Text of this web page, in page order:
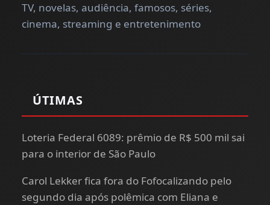
TV, novelas, audiência, famosos, séries,
cinema, streaming e entretenimento
ÚTIMAS
Loteria Federal 6089: prêmio de R$ 500 mil sai
para o interior de São Paulo
Carol Lekker fica fora do Fofocalizando pelo
segundo dia após polêmica com Eliana e